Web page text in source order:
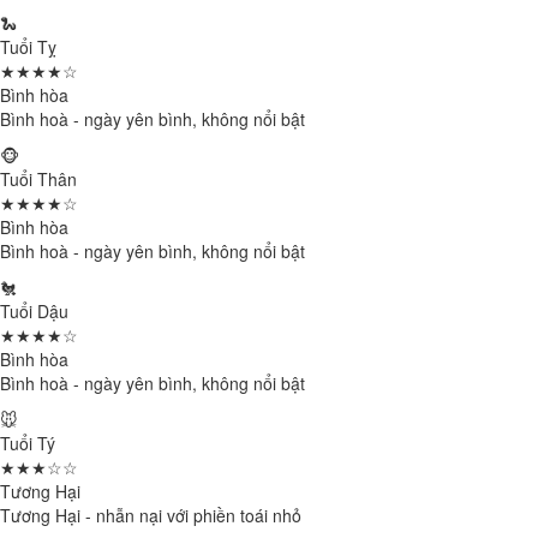
🐍
Tuổi Tỵ
★★★★☆
Bình hòa
Bình hoà - ngày yên bình, không nổi bật
🐵
Tuổi Thân
★★★★☆
Bình hòa
Bình hoà - ngày yên bình, không nổi bật
🐔
Tuổi Dậu
★★★★☆
Bình hòa
Bình hoà - ngày yên bình, không nổi bật
🐭
Tuổi Tý
★★★☆☆
Tương Hại
Tương Hại - nhẫn nại với phiền toái nhỏ